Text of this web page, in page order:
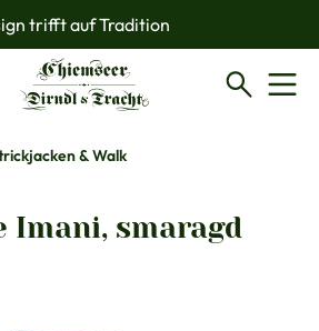
trifft auf Tradition
& Walk
Imani, smaragd